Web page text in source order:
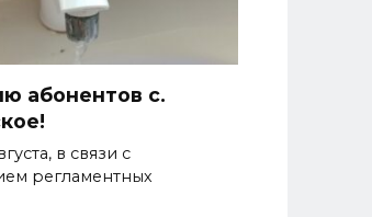
абонентов с.
в связи с
регламентных